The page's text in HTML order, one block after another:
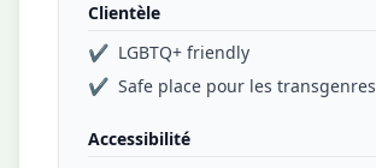
Clientèle
✔ LGBTQ+ friendly
✔ Safe place pour les transgenres
Accessibilité